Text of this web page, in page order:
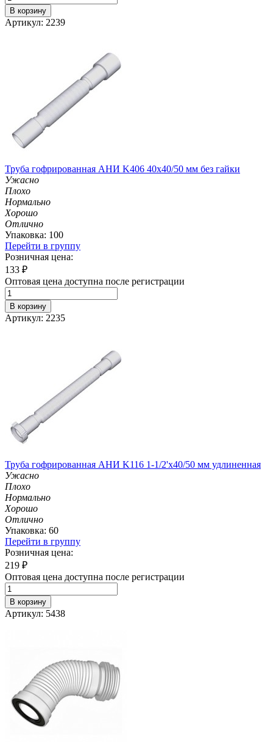
В корзину
Артикул: 2239
Труба гофрированная АНИ K406 40х40/50 мм без гайки
Ужасно
Плохо
Нормально
Хорошо
Отлично
Упаковка: 100
Перейти в группу
Розничная цена:
133 ₽
Оптовая цена доступна после регистрации
В корзину
Артикул: 2235
Труба гофрированная АНИ K116 1-1/2'х40/50 мм удлиненная
Ужасно
Плохо
Нормально
Хорошо
Отлично
Упаковка: 60
Перейти в группу
Розничная цена:
219 ₽
Оптовая цена доступна после регистрации
В корзину
Артикул: 5438